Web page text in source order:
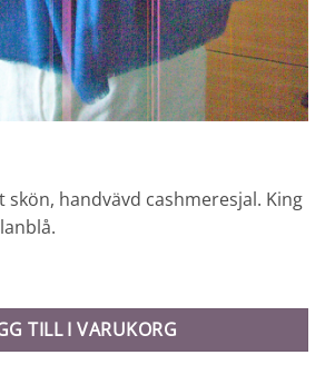
skön, handvävd cashmeresjal. King
- 10364 mängd
TILL I VARUKORG